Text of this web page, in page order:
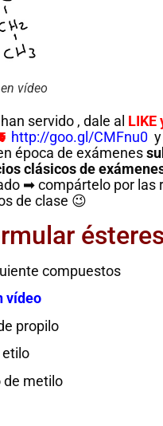
vídeo
servido , dale al LIKE
http://goo.gl/CMFnu0 y
época de exámenes
clásicos de
➡ compártelo por las
de clase 😉
ésteres
compuestos
vídeo
propilo
etilo
de metilo